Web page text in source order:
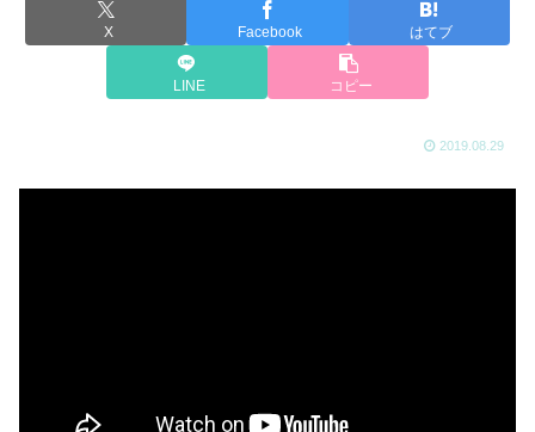
X Facebook はてブ
LINE コピー
2019.08.29